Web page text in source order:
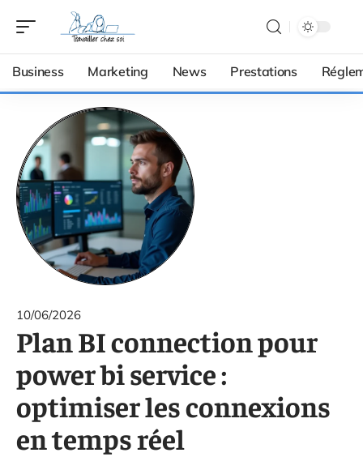
Business Marketing News Prestations
10/06/2026
Plan BI connection pour
power bi service :
optimiser les connexions
en temps réel